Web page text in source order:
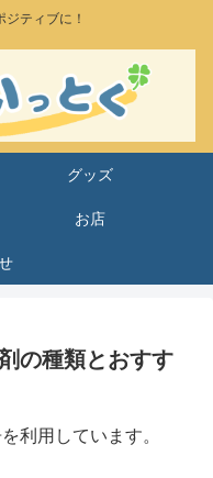
ティブに！
グッズ
お店
の種類とおすす
利用しています。